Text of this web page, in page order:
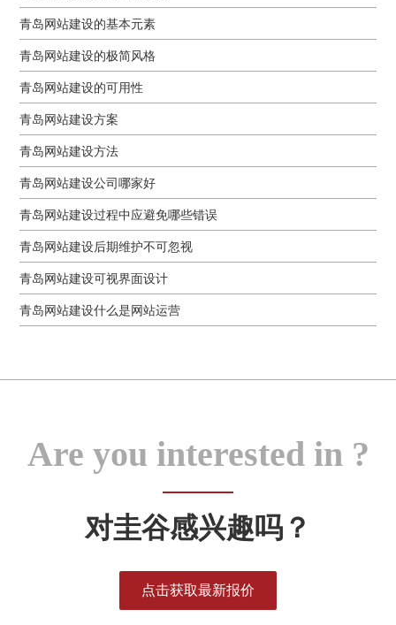
青岛网站建设的基本元素
青岛网站建设的极简风格
青岛网站建设的可用性
青岛网站建设方案
青岛网站建设方法
青岛网站建设公司哪家好
青岛网站建设过程中应避免哪些错误
青岛网站建设后期维护不可忽视
青岛网站建设可视界面设计
青岛网站建设什么是网站运营
Are you interested in ?
对圭谷感兴趣吗？
点击获取最新报价